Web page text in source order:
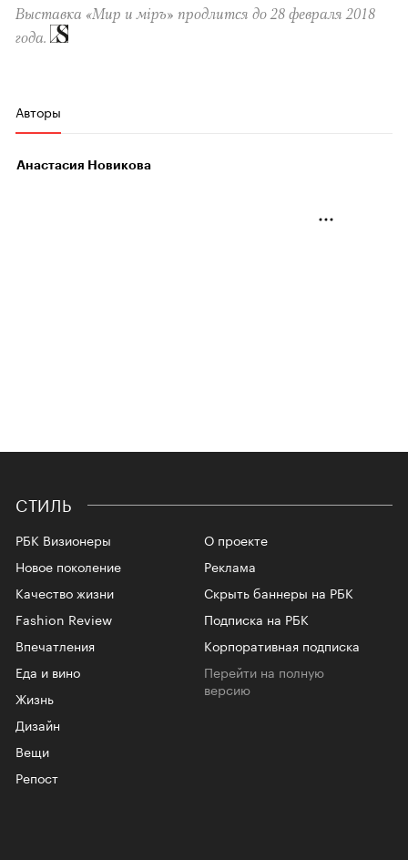
Выставка «Мир и мiръ» продлится до 28 февраля 2018
года.
Авторы
Анастасия Новикова
СТИЛЬ
РБК Визионеры
Новое поколение
Качество жизни
Fashion Review
Впечатления
Еда и вино
Жизнь
Дизайн
Вещи
Репост
О проекте
Реклама
Скрыть баннеры на РБК
Подписка на РБК
Корпоративная подписка
Перейти на полную
версию